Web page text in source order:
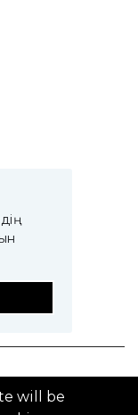
will be